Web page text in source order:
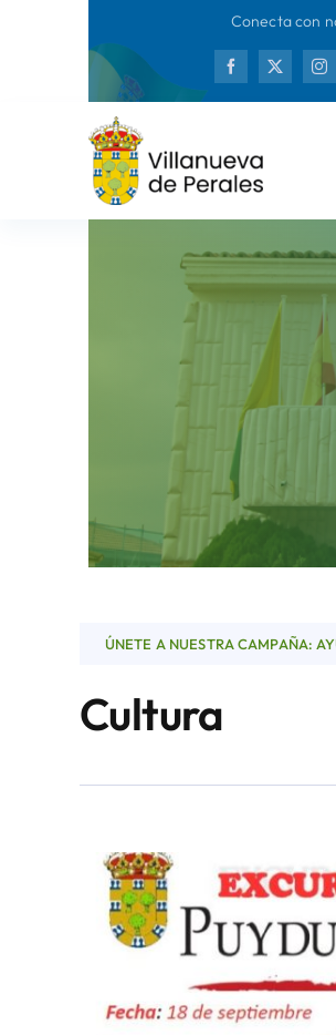
Conecta con
ÚNETE A NUESTRA CAMPAÑA:
Cultura